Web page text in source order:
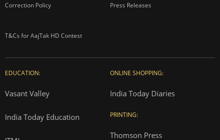
Correction Policy Press Releases
T&Cs for AajTak HD Contest
EDUCATION:
Vasant Valley
India Today Education
ONLINE SHOPPING:
India Today Diaries
PRINTING:
Thomson Press